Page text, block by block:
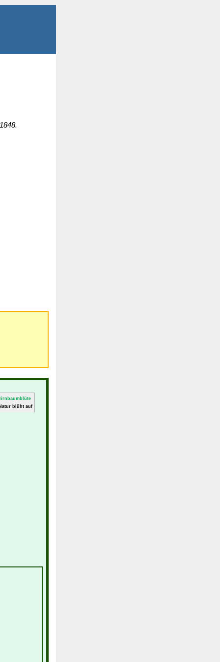
blüht auf